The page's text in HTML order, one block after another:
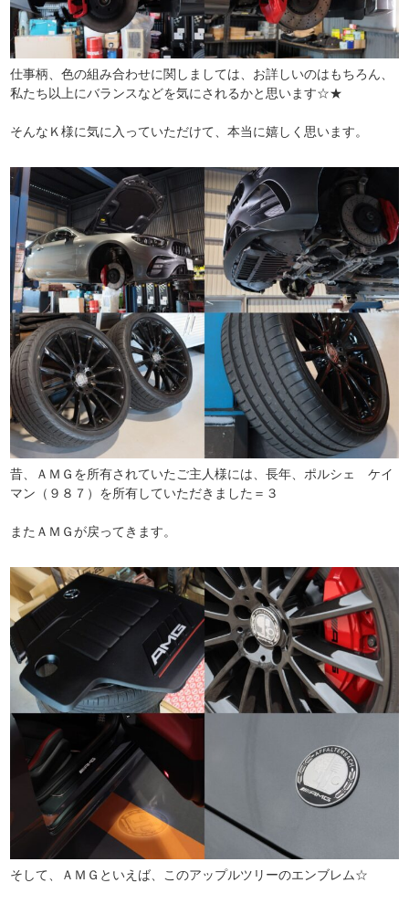
仕事柄、色の組み合わせに関しましては、お詳しいのはもちろん、
私たち以上にバランスなどを気にされるかと思います☆★
そんなＫ様に気に入っていただけて、本当に嬉しく思います。
昔、ＡＭＧを所有されていたご主人様には、長年、ポルシェ ケイ
マン（９８７）を所有していただきました＝３
またＡＭＧが戻ってきます。
そして、ＡＭＧといえば、このアップルツリーのエンブレム☆